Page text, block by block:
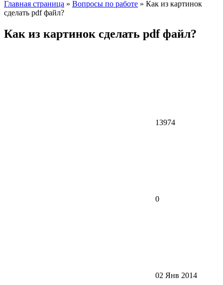
Главная страница » Вопросы по работе » Как из картинок
сделать pdf файл?
Как из картинок сделать pdf файл?
13974
0
02 Янв 2014